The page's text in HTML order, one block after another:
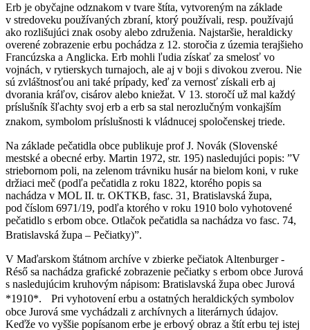
Erb je obyčajne odznakom v tvare štíta, vytvoreným na základe
v stredoveku používaných zbraní, ktorý používali, resp. používajú
ako rozlišujúci znak osoby alebo združenia. Najstaršie, heraldicky
overené zobrazenie erbu pochádza z 12. storočia z územia terajšieho
Francúzska a Anglicka. Erb mohli ľudia získať za smelosť vo
vojnách, v rytierskych turnajoch, ale aj v boji s divokou zverou. Nie
sú zvláštnosťou ani také prípady, keď za vernosť získali erb aj
dvorania kráľov, cisárov alebo kniežat. V 13. storočí už mal každý
príslušník šľachty svoj erb a erb sa stal nerozlučným vonkajším
znakom, symbolom príslušnosti k vládnucej spoločenskej triede.
Na základe pečatidla obce publikuje prof J. Novák (Slovenské
mestské a obecné erby. Martin 1972, str. 195) nasledujúci popis: ”V
striebornom poli, na zelenom trávniku husár na bielom koni, v ruke
držiaci meč (podľa pečatidla z roku 1822, ktorého popis sa
nachádza v MOL II. tr. OKTKB, fasc. 31, Bratislavská župa,
pod číslom 6971/19, podľa ktorého v roku 1910 bolo vyhotovené
pečatidlo s erbom obce. Otlačok pečatidla sa nachádza vo fasc. 74,
Bratislavská župa – Pečiatky)”.
V Maďarskom štátnom archíve v zbierke pečiatok Altenburger -
Réső sa nachádza grafické zobrazenie pečiatky s erbom obce Jurová
s nasledujúcim kruhovým nápisom: Bratislavská župa obec Jurová
*1910*. Pri vyhotovení erbu a ostatných heraldických symbolov
obce Jurová sme vychádzali z archívnych a literárnych údajov.
Keďže vo vyššie popísanom erbe je erbový obraz a štít erbu tej istej